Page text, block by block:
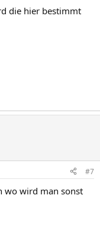
die hier bestimmt
#7
wo wird man sonst